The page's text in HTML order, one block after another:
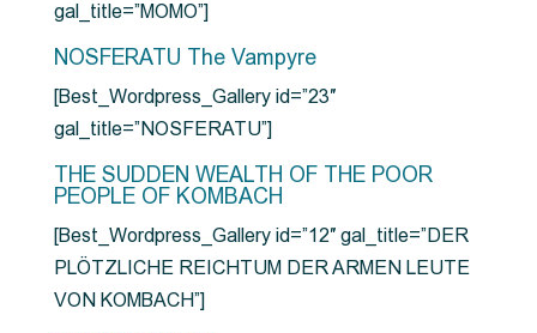
gal_title=”MOMO”]
NOSFERATU The Vampyre
[Best_Wordpress_Gallery id=”23″
gal_title=”NOSFERATU”]
THE SUDDEN WEALTH OF THE POOR
PEOPLE OF KOMBACH
[Best_Wordpress_Gallery id=”12″ gal_title=”DER
PLÖTZLICHE REICHTUM DER ARMEN LEUTE
VON KOMBACH”]